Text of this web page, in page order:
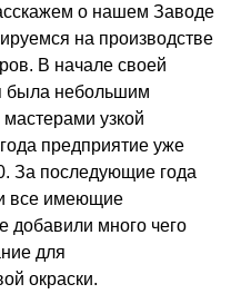
о нашем Заводе
на производстве
В начале своей
была небольшим
узкой
предприятие уже
За последующие года
все имеющие
добавили много чего
для
окраски.